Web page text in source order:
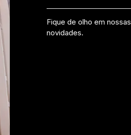
Fique de olho em nossas
novidades.